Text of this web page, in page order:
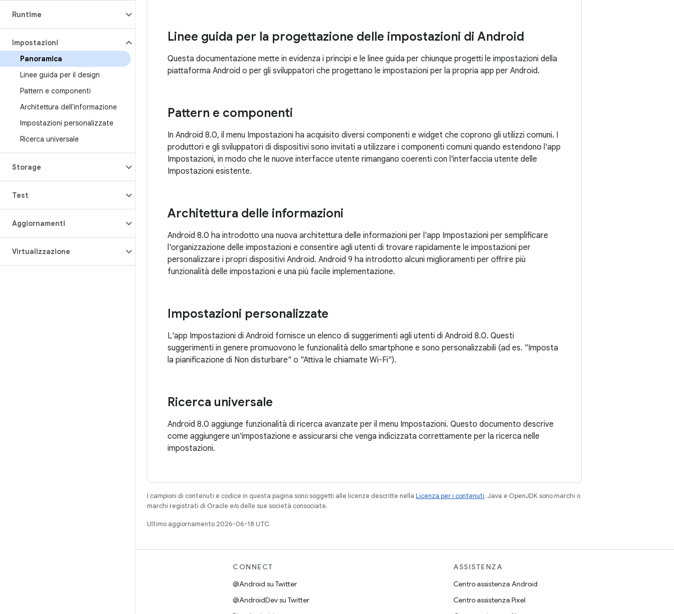
Runtime
Impostazioni
Panoramica
Linee guida per il design
Pattern e componenti
Architettura dell'informazione
Impostazioni personalizzate
Ricerca universale
Storage
Test
Aggiornamenti
Virtualizzazione
Linee guida per la progettazione delle impostazioni di Android
Questa documentazione mette in evidenza i principi e le linee guida per chiunque progetti le impostazioni della
piattaforma Android o per gli sviluppatori che progettano le impostazioni per la propria app per Android.
Pattern e componenti
In Android 8.0, il menu Impostazioni ha acquisito diversi componenti e widget che coprono gli utilizzi comuni. I
produttori e gli sviluppatori di dispositivi sono invitati a utilizzare i componenti comuni quando estendono l'app
Impostazioni, in modo che le nuove interfacce utente rimangano coerenti con l'interfaccia utente delle
Impostazioni esistente.
Architettura delle informazioni
Android 8.0 ha introdotto una nuova architettura delle informazioni per l'app Impostazioni per semplificare
l'organizzazione delle impostazioni e consentire agli utenti di trovare rapidamente le impostazioni per
personalizzare i propri dispositivi Android. Android 9 ha introdotto alcuni miglioramenti per offrire più
funzionalità delle impostazioni e una più facile implementazione.
Impostazioni personalizzate
L'app Impostazioni di Android fornisce un elenco di suggerimenti agli utenti di Android 8.0. Questi
suggerimenti in genere promuovono le funzionalità dello smartphone e sono personalizzabili (ad es. "Imposta
la pianificazione di Non disturbare" o "Attiva le chiamate Wi-Fi").
Ricerca universale
Android 8.0 aggiunge funzionalità di ricerca avanzate per il menu Impostazioni. Questo documento descrive
come aggiungere un'impostazione e assicurarsi che venga indicizzata correttamente per la ricerca nelle
impostazioni.
I campioni di contenuti e codice in questa pagina sono soggetti alle licenze descritte nella Licenza per i contenuti. Java e OpenJDK sono marchi o
marchi registrati di Oracle e/o delle sue società consociate.
Ultimo aggiornamento 2026-06-18 UTC.
CONNECT
@Android su Twitter
@AndroidDev su Twitter
ASSISTENZA
Centro assistenza Android
Centro assistenza Pixel